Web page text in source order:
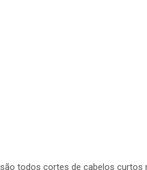
todos cortes de cabelos